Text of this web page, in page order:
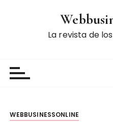
La revista de
WEBBUSINESSONLINE